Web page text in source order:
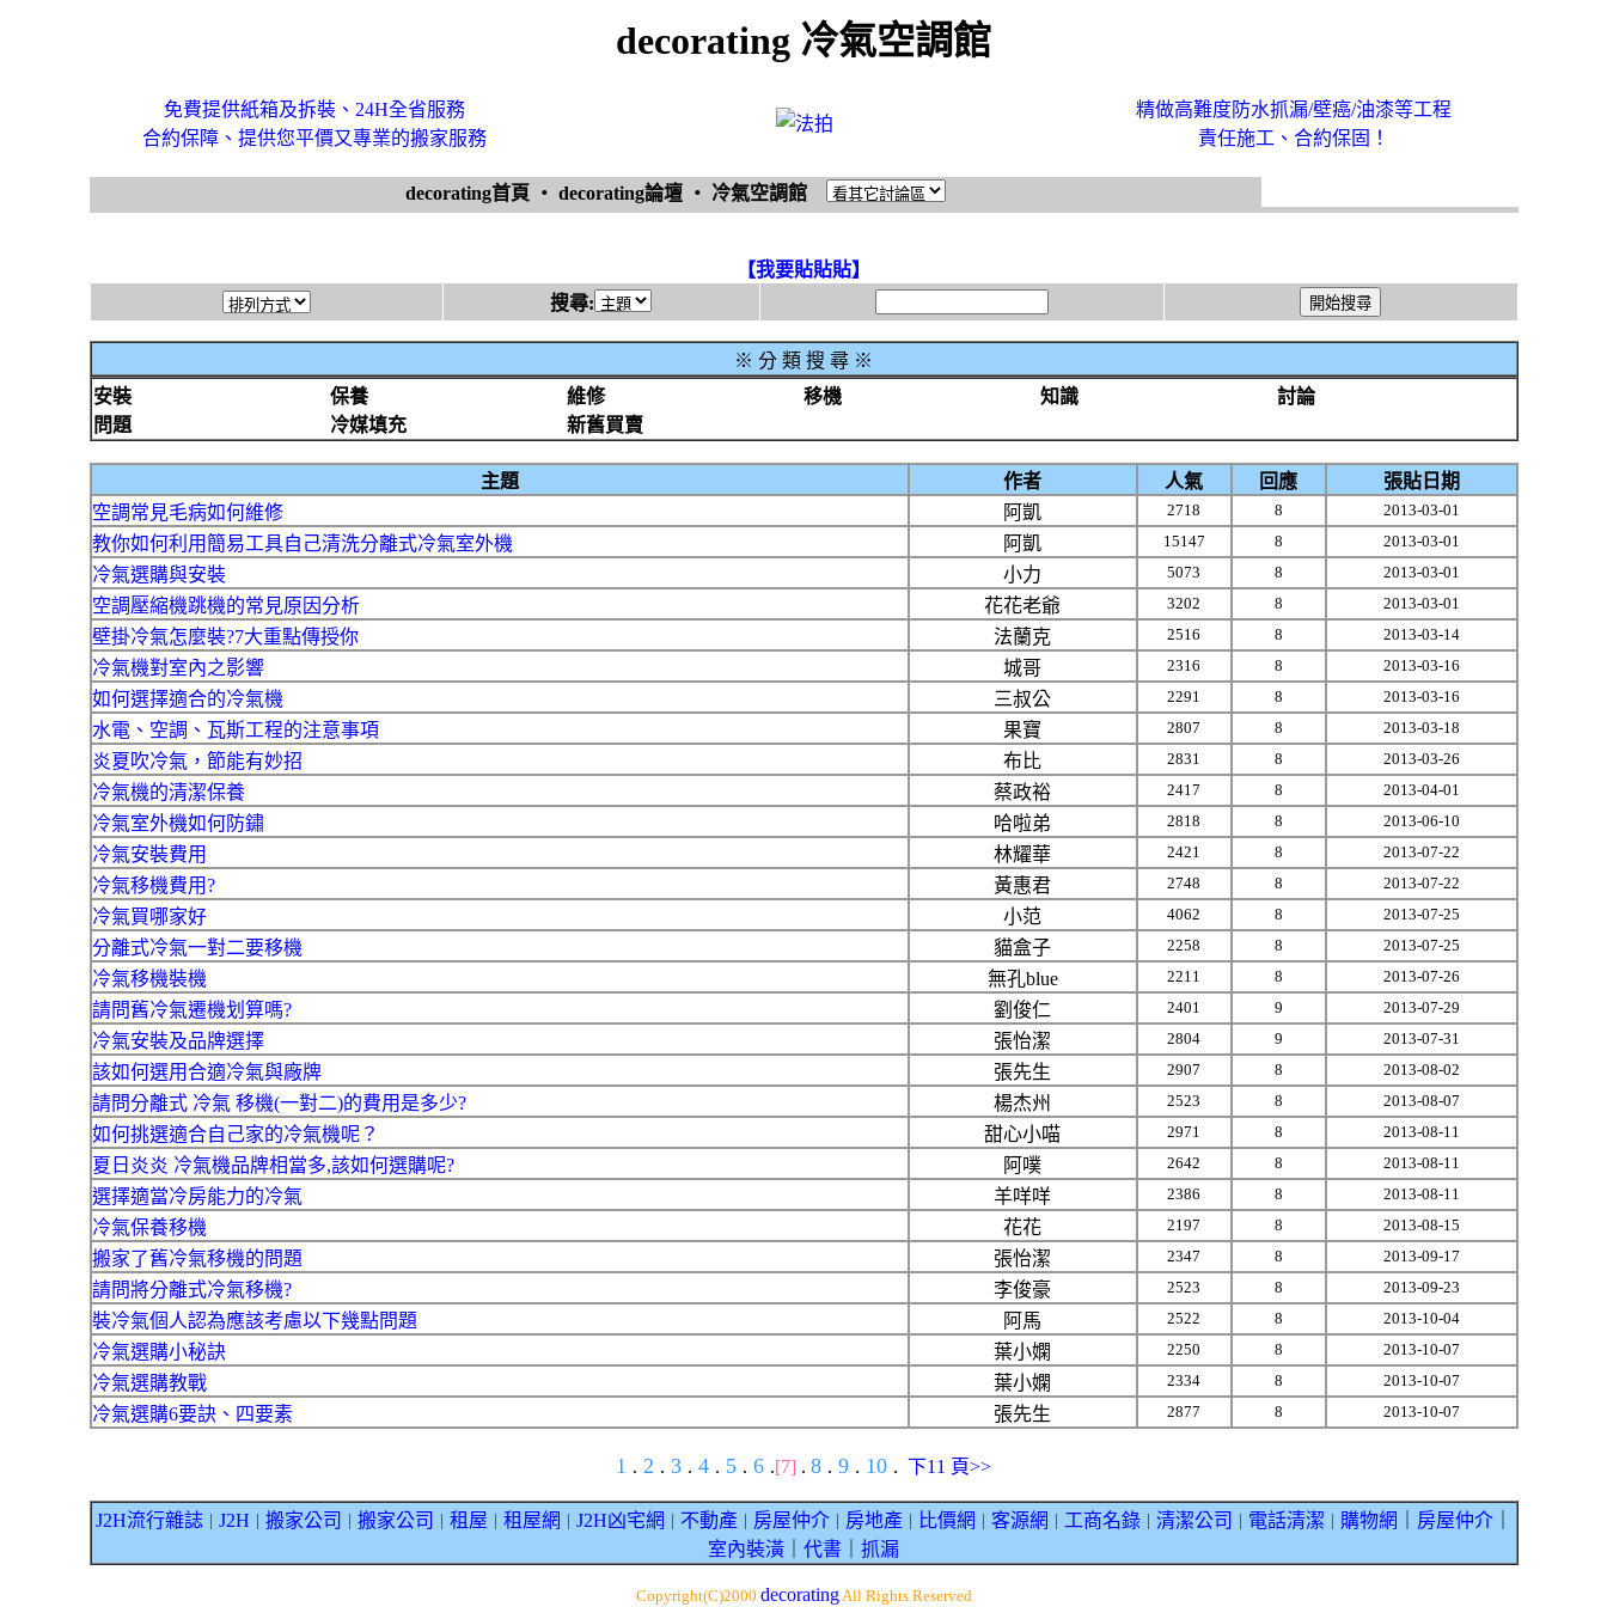
decorating 冷氣空調館
免費提供紙箱及拆裝、24H全省服務
合約保障、提供您平價又專業的搬家服務
精做高難度防水抓漏/壁癌/油漆等工程
責任施工、合約保固！
decorating首頁 ‧ decorating論壇 ‧ 冷氣空調館
【我要貼貼貼】
搜尋:
※ 分 類 搜 尋 ※
安裝
保養 維修 移機 知識
討論
問題
冷媒填充 新舊買賣
主題 作者 人氣 回應
張貼日期
空調常見毛病如何維修
阿凱 2718 8 2013-03-01
教你如何利用簡易工具自己清洗分離式冷氣室外機 阿凱 15147 8 2013-03-01
冷氣選購與安裝 小力 5073 8 2013-03-01
空調壓縮機跳機的常見原因分析 花花老爺 3202 8 2013-03-01
壁掛冷氣怎麼裝?7大重點傳授你 法蘭克 2516 8 2013-03-14
冷氣機對室內之影響 城哥 2316 8 2013-03-16
如何選擇適合的冷氣機 三叔公 2291 8 2013-03-16
水電、空調、瓦斯工程的注意事項 果寶 2807 8 2013-03-18
炎夏吹冷氣，節能有妙招 布比 2831 8 2013-03-26
冷氣機的清潔保養 蔡政裕 2417 8 2013-04-01
冷氣室外機如何防鏽 哈啦弟 2818 8 2013-06-10
冷氣安裝費用 林耀華 2421 8 2013-07-22
冷氣移機費用? 黃惠君 2748 8 2013-07-22
冷氣買哪家好 小范 4062 8 2013-07-25
分離式冷氣一對二要移機 貓盒子 2258 8 2013-07-25
冷氣移機裝機 無孔blue 2211 8 2013-07-26
請問舊冷氣遷機划算嗎? 劉俊仁 2401 9 2013-07-29
冷氣安裝及品牌選擇 張怡潔 2804 9 2013-07-31
該如何選用合適冷氣與廠牌 張先生 2907 8 2013-08-02
請問分離式 冷氣 移機(一對二)的費用是多少? 楊杰州 2523 8 2013-08-07
如何挑選適合自己家的冷氣機呢？ 甜心小喵 2971 8 2013-08-11
夏日炎炎 冷氣機品牌相當多,該如何選購呢? 阿噗 2642 8 2013-08-11
選擇適當冷房能力的冷氣 羊咩咩 2386 8 2013-08-11
冷氣保養移機 花花 2197 8 2013-08-15
搬家了舊冷氣移機的問題 張怡潔 2347 8 2013-09-17
請問將分離式冷氣移機? 李俊豪 2523 8 2013-09-23
裝冷氣個人認為應該考慮以下幾點問題 阿馬 2522 8 2013-10-04
冷氣選購小秘訣 葉小嫻 2250 8 2013-10-07
冷氣選購教戰 葉小嫻 2334 8 2013-10-07
冷氣選購6要訣、四要素 張先生 2877 8 2013-10-07
1 . 2 . 3 . 4 . 5 . 6 .[7] . 8 . 9 . 10 . 下11 頁>>
J2H流行雜誌｜ J2H 搬家公司 搬家公司 租屋 租屋網 J2H凶宅網 不動產｜ 房屋仲介｜ 房地產｜ 比價網 客源網 工商名錄｜ 清潔公司 電話清潔 購物網 房屋仲介｜
室內裝潢
代書 抓漏
Copyright(C)2000 decoratingAll Rights Reserved